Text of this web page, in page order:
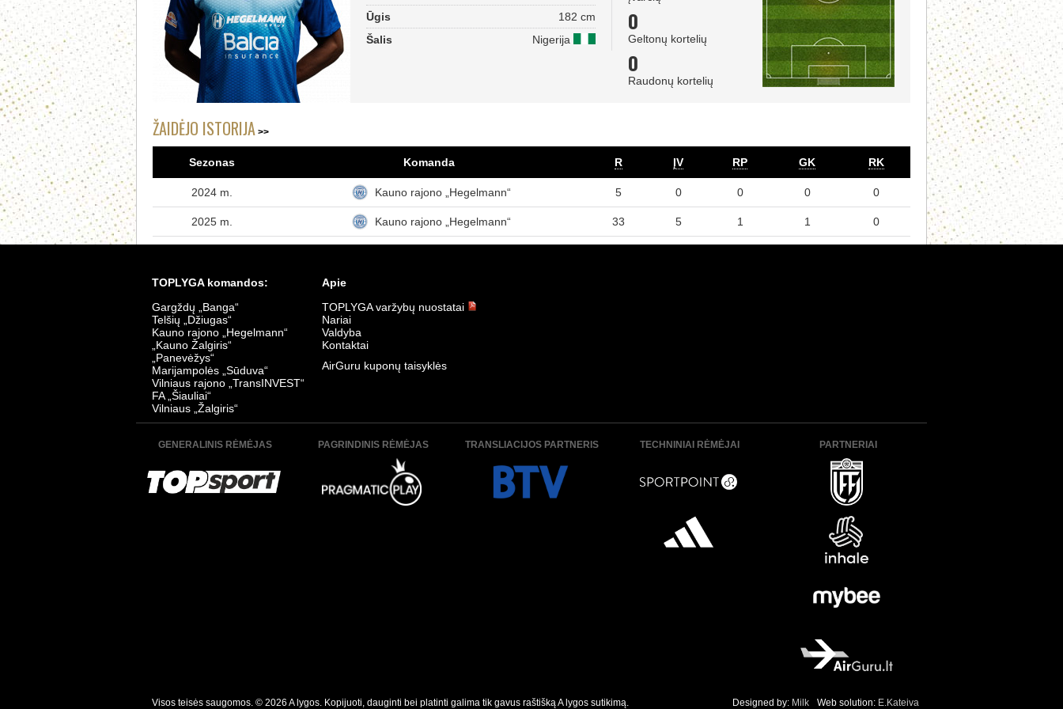
Ūgis
182 cm
Šalis
Nigerija
0
Geltonų kortelių
0
Raudonų kortelių
ŽAIDĖJO ISTORIJA
Sezonas Komanda R ĮV RP GK RK
2024 m. Kauno rajono „Hegelmann“ 5 0 0 0 0
2025 m. Kauno rajono „Hegelmann“ 33 5 1 1 0
TOPLYGA komandos:
Gargždų „Banga“
Telšių „Džiugas“
Kauno rajono „Hegelmann“
„Kauno Žalgiris“
„Panevėžys“
Marijampolės „Sūduva“
Vilniaus rajono „TransINVEST“
FA „Šiauliai“
Vilniaus „Žalgiris“
Apie
TOPLYGA varžybų nuostatai
Nariai
Valdyba
Kontaktai
AirGuru kuponų taisyklės
GENERALINIS RĖMĖJAS PAGRINDINIS RĖMĖJAS TRANSLIACIJOS PARTNERIS TECHNINIAI RĖMĖJAI PARTNERIAI
Visos teisės saugomos. © 2026 A lygos. Kopijuoti, dauginti bei platinti galima tik gavus raštišką A lygos sutikimą. Web solution: E.Kateiva
Designed by: Milk